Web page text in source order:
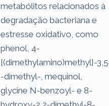
metabólitos relacionados à
degradação bacteriana e
estresse oxidativo, como
phenol, 4-
[(dimethylamino)methyl]-3,5
-dimethyl-, mequinol,
glycine N-benzoyl- e 8-